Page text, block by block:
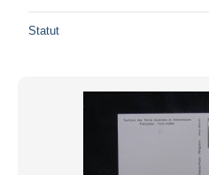
Statut